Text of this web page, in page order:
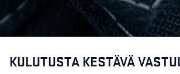
KULUTUSTA KESTÄVÄ